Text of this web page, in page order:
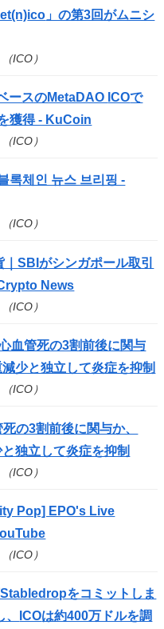
ico 」の第3回がムニシ
ICO）
ースのMetaDAO ICOで
獲得 - KuCoin
ICO）
록체인 뉴스 브리핑 -
ICO）
SBIがシンガポール取引
News
ICO）
血管死の3割前後に関与
少と独立して炎症を抑制
ICO）
の3割前後に関与か、
独立して炎症を抑制
ICO）
Pop] EPO's Live
ICO）
をコミットしま
ICOは約400万ドルを調